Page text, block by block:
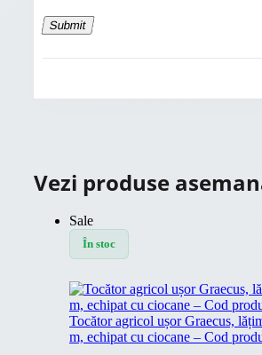
Vezi produse
Sale
În stoc
Tocător agricol ușor Graecus,
m, echipat cu ciocane – Cod